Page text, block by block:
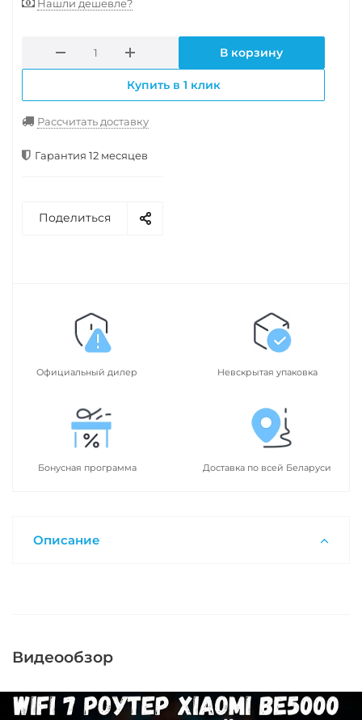
Нашли дешевле?
В корзину
Купить в 1 клик
Рассчитать доставку
Гарантия 12 месяцев
Поделиться
Официальный дилер Невскрытая упаковка
Бонусная программа Доставка по всей Беларуси
Описание
Видеообзор